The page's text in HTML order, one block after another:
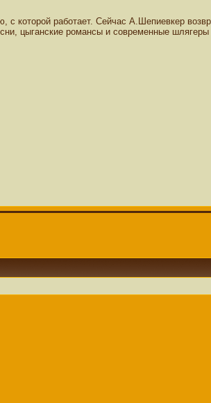
с которой работает. Сейчас А.Шепиевкер
цыганские романсы и современные шлягеры